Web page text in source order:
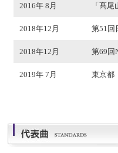
2016年 8月 「髙
2018年12月 第51回
2018年12月 第69回
2019年 7月 東京都